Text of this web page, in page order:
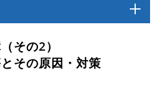
（その2）
その原因・対策